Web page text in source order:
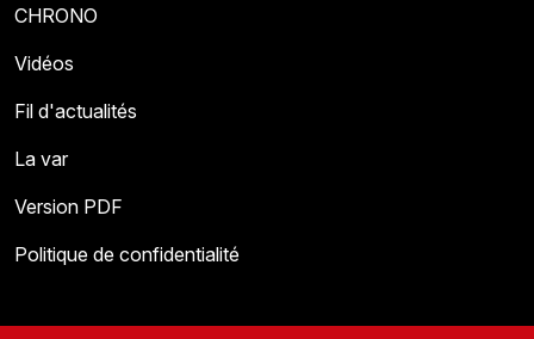
CHRONO
Vidéos
Fil d'actualités
La var
Version PDF
Politique de confidentialité